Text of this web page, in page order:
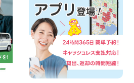
せ!! 神奈川県 横浜弥生台店
100円レンタカー 横浜弥生台
2026年08月08日
安城店お盆休みご連絡 愛知県
店
100円レンタカー 三河安城
2026年08月08日
別乗り放題プラン ☆ 埼玉県 杉